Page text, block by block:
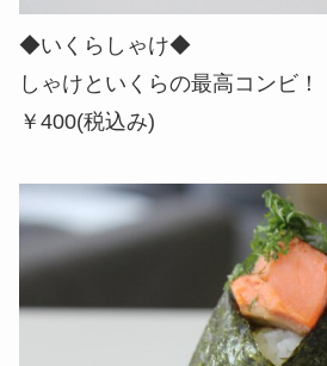
◆いくらしゃけ◆
しゃけといくらの最高コンビ！
￥400(税込み)